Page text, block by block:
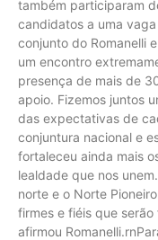
também participaram
candidatos a uma
conjunto do Romanelli
um encontro
presença de mais de
apoio. Fizemos juntos
das expectativas de
conjuntura nacional e
fortaleceu ainda mais
lealdade que nos
norte e o Norte
firmes e fiéis que serão
afirmou